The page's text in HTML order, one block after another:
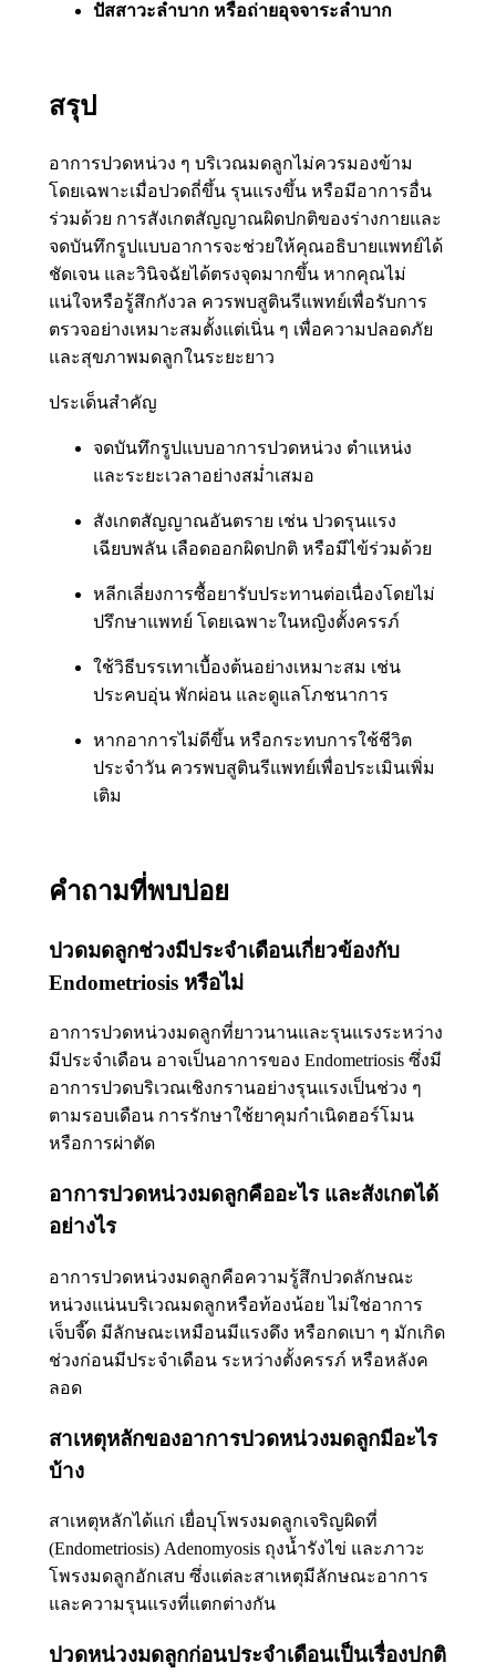
ปัสสาวะลำบาก หรือถ่ายอุจจาระลำบาก
สรุป
อาการปวดหน่วง ๆ บริเวณมดลูกไม่ควรมองข้าม
โดยเฉพาะเมื่อปวดถี่ขึ้น รุนแรงขึ้น หรือมีอาการอื่น
ร่วมด้วย การสังเกตสัญญาณผิดปกติของร่างกายและ
จดบันทึกรูปแบบอาการจะช่วยให้คุณอธิบายแพทย์ได้
ชัดเจน และวินิจฉัยได้ตรงจุดมากขึ้น หากคุณไม่
แน่ใจหรือรู้สึกกังวล ควรพบสูตินรีแพทย์เพื่อรับการ
ตรวจอย่างเหมาะสมตั้งแต่เนิ่น ๆ เพื่อความปลอดภัย
และสุขภาพมดลูกในระยะยาว
ประเด็นสำคัญ
จดบันทึกรูปแบบอาการปวดหน่วง ตำแหน่ง
และระยะเวลาอย่างสม่ำเสมอ
สังเกตสัญญาณอันตราย เช่น ปวดรุนแรง
เฉียบพลัน เลือดออกผิดปกติ หรือมีไข้ร่วมด้วย
หลีกเลี่ยงการซื้อยารับประทานต่อเนื่องโดยไม่
ปรึกษาแพทย์ โดยเฉพาะในหญิงตั้งครรภ์
ใช้วิธีบรรเทาเบื้องต้นอย่างเหมาะสม เช่น
ประคบอุ่น พักผ่อน และดูแลโภชนาการ
หากอาการไม่ดีขึ้น หรือกระทบการใช้ชีวิต
ประจำวัน ควรพบสูตินรีแพทย์เพื่อประเมินเพิ่ม
เติม
คำถามที่พบบ่อย
ปวดมดลูกช่วงมีประจำเดือนเกี่ยวข้องกับ
Endometriosis หรือไม่
อาการปวดหน่วงมดลูกที่ยาวนานและรุนแรงระหว่าง
มีประจำเดือน อาจเป็นอาการของ Endometriosis ซึ่งมี
อาการปวดบริเวณเชิงกรานอย่างรุนแรงเป็นช่วง ๆ
ตามรอบเดือน การรักษาใช้ยาคุมกำเนิดฮอร์โมน
หรือการผ่าตัด
อาการปวดหน่วงมดลูกคืออะไร และสังเกตได้
อย่างไร
อาการปวดหน่วงมดลูกคือความรู้สึกปวดลักษณะ
หน่วงแน่นบริเวณมดลูกหรือท้องน้อย ไม่ใช่อาการ
เจ็บจี๊ด มีลักษณะเหมือนมีแรงดึง หรือกดเบา ๆ มักเกิด
ช่วงก่อนมีประจำเดือน ระหว่างตั้งครรภ์ หรือหลังค
ลอด
สาเหตุหลักของอาการปวดหน่วงมดลูกมีอะไร
บ้าง
สาเหตุหลักได้แก่ เยื่อบุโพรงมดลูกเจริญผิดที่
(Endometriosis) Adenomyosis ถุงน้ำรังไข่ และภาวะ
โพรงมดลูกอักเสบ ซึ่งแต่ละสาเหตุมีลักษณะอาการ
และความรุนแรงที่แตกต่างกัน
ปวดหน่วงมดลูกก่อนประจำเดือนเป็นเรื่องปกติ